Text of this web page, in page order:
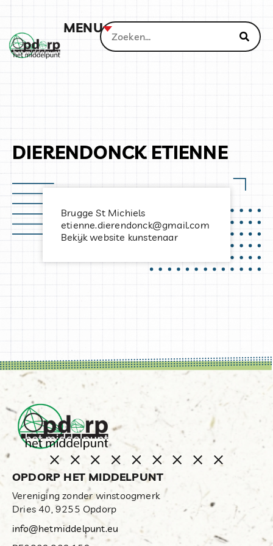
MENU
DIERENDONCK ETIENNE
Brugge St Michiels
etienne.dierendonck@gmail.com
Bekijk website kunstenaar
OPDORP HET MIDDELPUNT
Vereniging zonder winstoogmerk
Dries 40, 9255 Opdorp
info@hetmiddelpunt.eu